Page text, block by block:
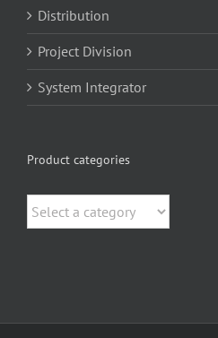
Distribution
Project Division
System Integrator
Product categories